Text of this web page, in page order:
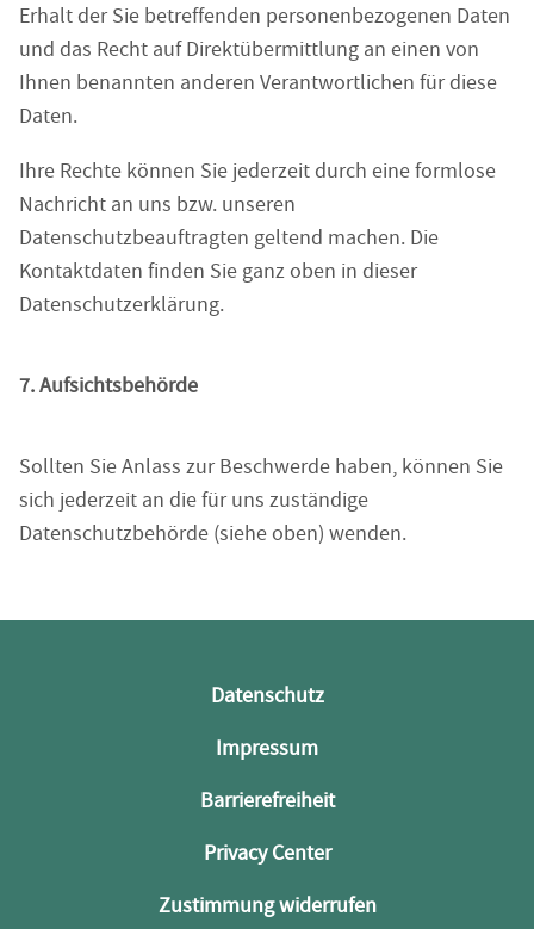
Erhalt der Sie betreffenden personenbezogenen Daten
und das Recht auf Direktübermittlung an einen von
Ihnen benannten anderen Verantwortlichen für diese
Daten.
Ihre Rechte können Sie jederzeit durch eine formlose
Nachricht an uns bzw. unseren
Datenschutzbeauftragten geltend machen. Die
Kontaktdaten finden Sie ganz oben in dieser
Datenschutzerklärung.
7. Aufsichtsbehörde
Sollten Sie Anlass zur Beschwerde haben, können Sie
sich jederzeit an die für uns zuständige
Datenschutzbehörde (siehe oben) wenden.
Datenschutz
Impressum
Barrierefreiheit
Privacy Center
Zustimmung widerrufen